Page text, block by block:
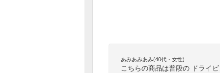
あみあみあみ(40代・女性)
こちらの商品は普段の ドライ